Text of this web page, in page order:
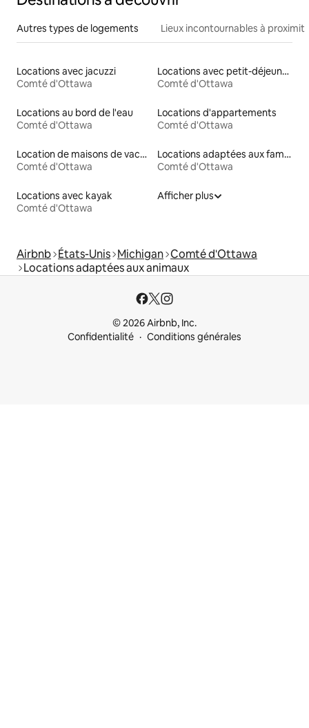
Autres types de logements Lieux incontournables à
Locations avec jacuzzi
Comté d'Ottawa
Locations avec petit-déjeuner
Comté d'Ottawa
Locations au bord de l'eau
Comté d'Ottawa
Locations d'appartements
Comté d'Ottawa
Location de maisons de vacances
Comté d'Ottawa
Locations adaptées aux familles
Comté d'Ottawa
Locations avec kayak
Comté d'Ottawa
Afficher plus
Airbnb États-Unis Michigan Comté d'Ottawa
Locations adaptées aux animaux
© 2026 Airbnb, Inc.
Confidentialité
Conditions générales